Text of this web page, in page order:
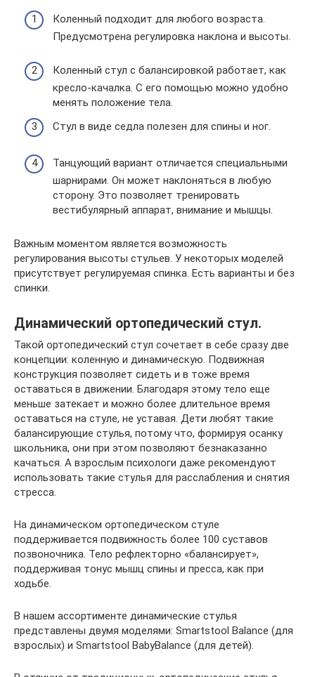
Коленный подходит для любого возраста.
Предусмотрена регулировка наклона и высоты.
Коленный стул с балансировкой работает, как
кресло-качалка. С его помощью можно удобно
менять положение тела.
Стул в виде седла полезен для спины и ног.
Танцующий вариант отличается специальными
шарнирами. Он может наклоняться в любую
сторону. Это позволяет тренировать
вестибулярный аппарат, внимание и мышцы.
Важным моментом является возможность
регулирования высоты стульев. У некоторых моделей
присутствует регулируемая спинка. Есть варианты и без
спинки.
Динамический ортопедический стул.
Такой ортопедический стул сочетает в себе сразу две
концепции: коленную и динамическую. Подвижная
конструкция позволяет сидеть и в тоже время
оставаться в движении. Благодаря этому тело еще
меньше затекает и можно более длительное время
оставаться на стуле, не уставая. Дети любят такие
балансирующие стулья, потому что, формируя осанку
школьника, они при этом позволяют безнаказанно
качаться. А взрослым психологи даже рекомендуют
использовать такие стулья для расслабления и снятия
стресса.
На динамическом ортопедическом стуле
поддерживается подвижность более 100 суставов
позвоночника. Тело рефлекторно «балансирует»,
поддерживая тонус мышц спины и пресса, как при
ходьбе.
В нашем ассортименте динамические стулья
представлены двумя моделями: Smartstool Balance (для
взрослых) и Smartstool BabyBalance (для детей).